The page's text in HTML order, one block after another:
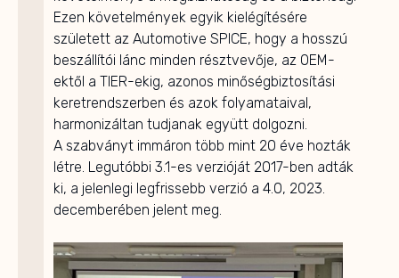
Ezen követelmények egyik kielégítésére
született az Automotive SPICE, hogy a hosszú
beszállítói lánc minden résztvevője, az OEM-
ektől a TIER-ekig, azonos minőségbiztosítási
keretrendszerben és azok folyamataival,
harmonizáltan tudjanak együtt dolgozni.
A szabványt immáron több mint 20 éve hozták
létre. Legutóbbi 3.1-es verzióját 2017-ben adták
ki, a jelenlegi legfrissebb verzió a 4.0, 2023.
decemberében jelent meg.